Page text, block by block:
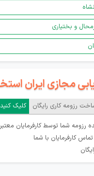
و بختیاری
مجازی ایران
رزومه کاری رایگان کلیک
رزومه شما توسط کارفرمایان معتبر
کارفرمایان با شما